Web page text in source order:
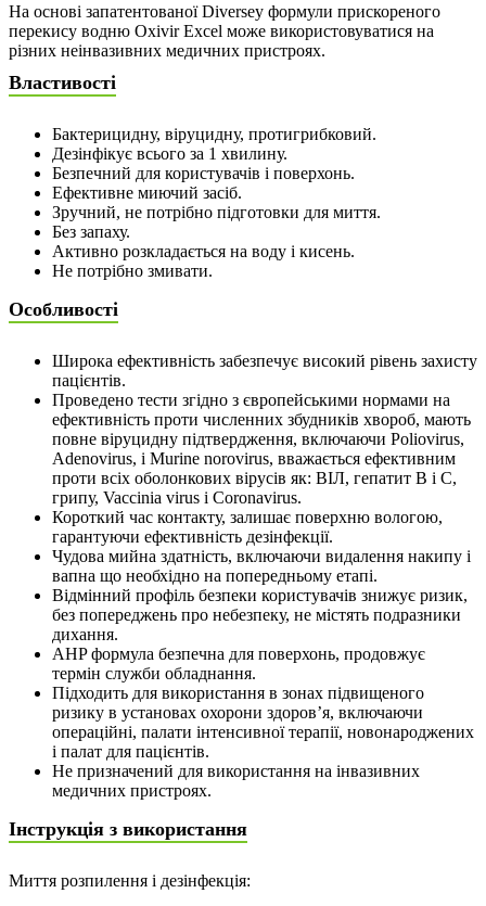
На основі запатентованої Diversey формули прискореного
перекису водню Oxivir Excel може використовуватися на
різних неінвазивних медичних пристроях.
Властивості
Бактерицидну, віруцидну, протигрибковий.
Дезінфікує всього за 1 хвилину.
Безпечний для користувачів і поверхонь.
Ефективне миючий засіб.
Зручний, не потрібно підготовки для миття.
Без запаху.
Активно розкладається на воду і кисень.
Не потрібно змивати.
Особливості
Широка ефективність забезпечує високий рівень захисту
пацієнтів.
Проведено тести згідно з європейськими нормами на
ефективність проти численних збудників хвороб, мають
повне віруцидну підтвердження, включаючи Poliovirus,
Adenovirus, і Murine norovirus, вважається ефективним
проти всіх оболонкових вірусів як: ВІЛ, гепатит В і С,
грипу, Vaccinia virus і Coronavirus.
Короткий час контакту, залишає поверхню вологою,
гарантуючи ефективність дезінфекції.
Чудова мийна здатність, включаючи видалення накипу і
вапна що необхідно на попередньому етапі.
Відмінний профіль безпеки користувачів знижує ризик,
без попереджень про небезпеку, не містять подразники
дихання.
AHP формула безпечна для поверхонь, продовжує
термін служби обладнання.
Підходить для використання в зонах підвищеного
ризику в установах охорони здоров’я, включаючи
операційні, палати інтенсивної терапії, новонароджених
і палат для пацієнтів.
Не призначений для використання на інвазивних
медичних пристроях.
Інструкція з використання
Миття розпилення і дезінфекція: